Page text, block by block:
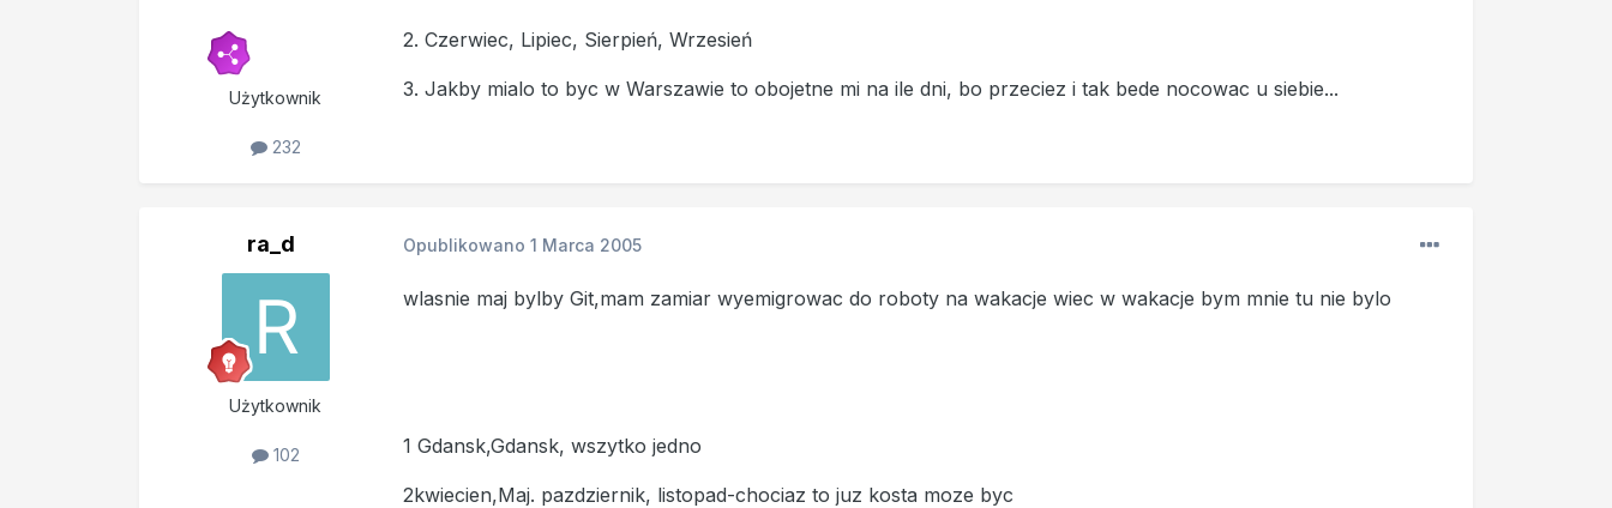
Użytkownik
232
2. Czerwiec, Lipiec, Sierpień, Wrzesień
3. Jakby mialo to byc w Warszawie to obojetne mi na ile dni, bo przeciez i tak bede nocowac u siebie...
ra_d
Użytkownik
102
Opublikowano 1 Marca 2005
wlasnie maj bylby Git,mam zamiar wyemigrowac do roboty na wakacje wiec w wakacje bym mnie tu nie bylo
1 Gdansk,Gdansk, wszytko jedno
2kwiecien,Maj. pazdziernik, listopad-chociaz to juz kosta moze byc